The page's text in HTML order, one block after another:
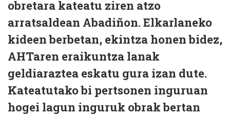
obretara kateatu ziren atzo
arratsaldean Abadiñon. Elkarlaneko
kideen berbetan, ekintza honen bidez,
AHTaren eraikuntza lanak
geldiaraztea eskatu gura izan dute.
Kateatutako bi pertsonen inguruan
hogei lagun inguruk obrak bertan